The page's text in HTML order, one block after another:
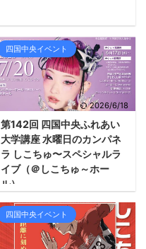
四国中央イベント
2026/6/18
第142回 四国中央ふれあい
大学講座 水曜日のカンパネ
ラ しこちゅ〜スペシャルラ
イブ（＠しこちゅ～ホー
ル）
四国中央イベント